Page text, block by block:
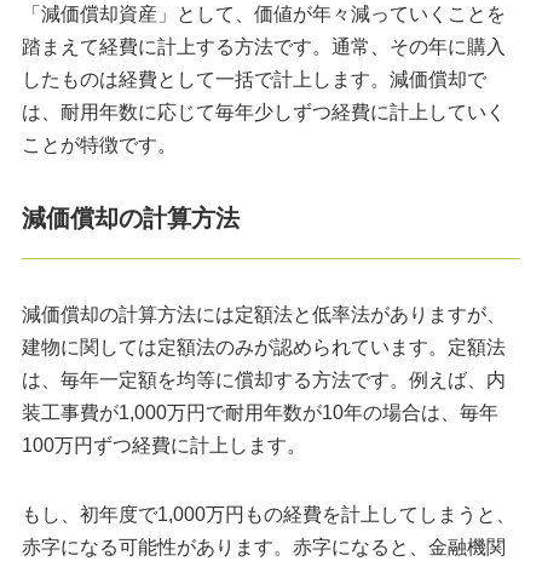
「減価償却資産」として、価値が年々減っていくことを
踏まえて経費に計上する方法です。通常、その年に購入
したものは経費として一括で計上します。減価償却で
は、耐用年数に応じて毎年少しずつ経費に計上していく
ことが特徴です。
減価償却の計算方法
減価償却の計算方法には定額法と低率法がありますが、
建物に関しては定額法のみが認められています。定額法
は、毎年一定額を均等に償却する方法です。例えば、内
装工事費が1,000万円で耐用年数が10年の場合は、毎年
100万円ずつ経費に計上します。
もし、初年度で1,000万円もの経費を計上してしまうと、
赤字になる可能性があります。赤字になると、金融機関